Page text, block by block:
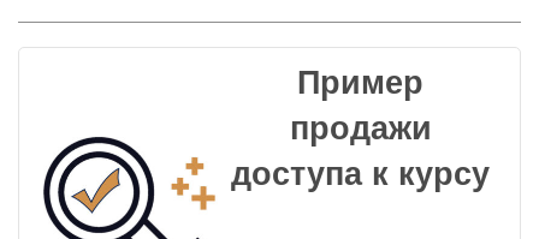
Пример
продажи
доступа к курсу